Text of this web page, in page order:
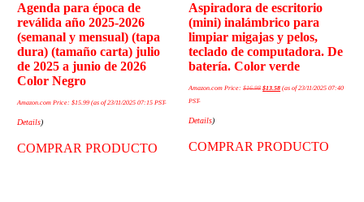
Agenda para época de
reválida año 2025-2026
(semanal y mensual) (tapa
dura) (tamaño carta) julio
de 2025 a junio de 2026
Color Negro
Amazon.com Price:$15.99 (as of 23/11/2025 07:15 PST-
Details)
COMPRAR PRODUCTO
Aspiradora de escritorio
(mini) inalámbrico para
limpiar migajas y pelos,
teclado de computadora. De
batería. Color verde
Amazon.com Price:$16.98 $13.58 (as of 23/11/2025 07:40
PST-
Details)
COMPRAR PRODUCTO